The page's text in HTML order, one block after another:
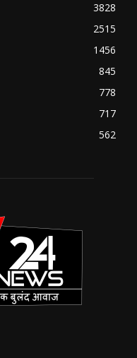
3828
2515
1456
845
778
717
562